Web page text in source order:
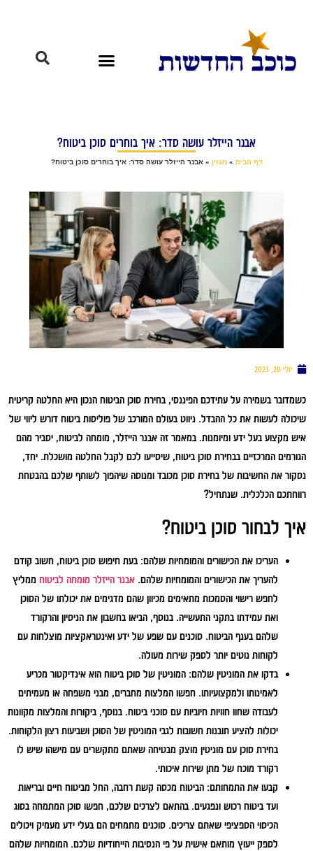
אבנר הייזלר עושה סדר: איך בוחרים סוכן ביטוח?
דף הבית »מגזין »אבנר הייזלר עושה סדר: איך בוחרים סוכן ביטוח?
יולי 20, 2023
כשמדובר בשמירה על עתידכם הפיננסי, בחירת סוכן הביטוח הנכון היא החלטה קריטית
שיכולה לעשות את כל ההבדל. ניווט בעולם המורכב של פוליסות ביטוח דורש ליווי של
איש מקצוע בעל ידע ומיומנות. במאמר זה אבנר הייזלר, מומחה לביטוח, יסביר מהם
הגורמים המרכזיים בבחירת סוכן ביטוח, שיסייעו לכם לקבל החלטה מושכלת. יחד,
נסקור את החשיבות של בחירת סוכן מכובד ומנוסה שיהפוך לשותף שלכם בהבטחת
רווחתכם הכלכלית. שנתחיל?
איך לבחור סוכן ביטוח?
העריכו את הכישורים והמומחיות שלהם: בעת חיפוש סוכן ביטוח, חשוב קודם
להעריך את הכישורים והמומחיות שלהם. אבנר הייזלר מומחה לביטוח ממליץ
לחפש רישוי והסמכות מתאימים מכיוון שהם מדגימים את יכולתו של הסוכן
ואת עמידתו בתקני התעשייה. בנוסף, הביאו בחשבון את הניסיון והרקורד
שלהם בענף הביטוח. סוכנים עם שפע של ידע ואינטראקציות מוצלחות עם
לקוחות נוטים יותר לספק שירות מעולה.
בדקו את המוניטין שלהם: המוניטין של סוכן ביטוח הוא אינדיקטור מכריע
לאמינותו ולמקצועיותו. חפשו המלצות מחברים, מבני משפחה או מעמיתים
לעבודה שחוו חוויות חיוביות עם סוכני ביטוח. בנוסף, ביקורות והמלצות מקוונות
יכולות להציע תובנות חשובות לגבי המוניטין של הסוכן ושביעות רצון הלקוחות.
בחירת סוכן עם מוניטין מוצק מבטיחה שאתם מתקשרים עם מישהו שיש לו
רקורד מוכח של מתן שירות איכותי.
קבעו את התמחותם: הביטוח מכסה קשת רחבה, החל מביטוח חיים ובריאות
ועד ביטוח רכוש ונפגעים. בהתאם לצרכים שלכם, חפשו סוכן המתמחה בסוג
הכיסוי הספציפי שאתם צריכים. סוכנים מתמחים הם בעלי ידע מעמיק ויכולים
לספק ייעוץ מותאם אישית על פי הנסיבות הייחודיות שלכם. המומחיות שלהם